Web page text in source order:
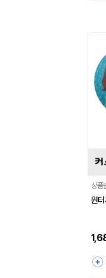
상품
원터